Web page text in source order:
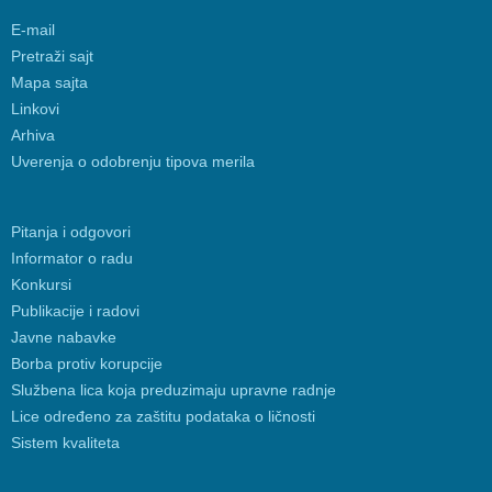
E-mail
Pretraži sajt
Mapa sajta
Linkovi
Arhiva
Uverenja o odobrenju tipova merila
Pitanja i odgovori
Informator o radu
Konkursi
Publikacije i radovi
Javne nabavke
Borba protiv korupcije
Službena lica koja preduzimaju upravne radnje
Lice određeno za zaštitu podataka o ličnosti
Sistem kvaliteta